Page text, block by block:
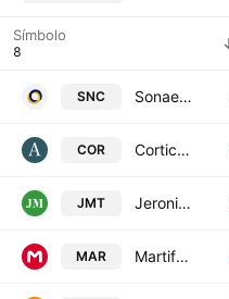
Símbolo
SNC Sonaecom SGPS SA
COR Corticeira Amorim SGPS SA
JMT Jeronimo Martins, SGPS S.A.
MAR Martifer SGPS